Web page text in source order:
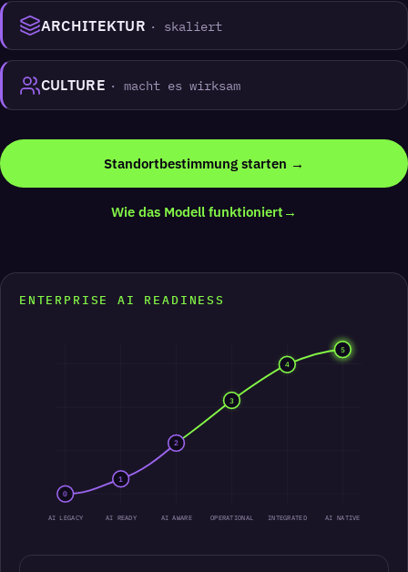
ARCHITEKTUR · skaliert
CULTURE · macht es wirksam
Standortbestimmung starten →
Wie das Modell funktioniert →
ENTERPRISE AI READINESS
0
AI LEGACY
1
AI READY
2
AI AWARE
3
OPERATIONAL
4
INTEGRATED
5
AI NATIVE